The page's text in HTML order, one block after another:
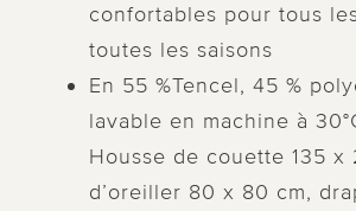
confortables pour tous
toutes les saisons
En 55 %Tencel, 45 %
lavable en machine à
Housse de couette 135 x
d’oreiller 80 x 80 cm,